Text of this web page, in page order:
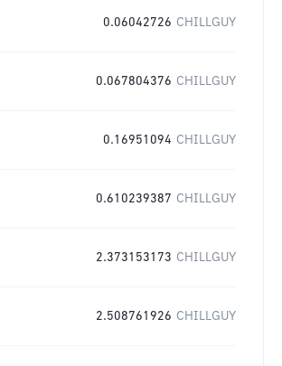
0.06042726 CHILLGUY
0.067804376 CHILLGUY
0.16951094 CHILLGUY
0.610239387 CHILLGUY
2.373153173 CHILLGUY
2.508761926 CHILLGUY